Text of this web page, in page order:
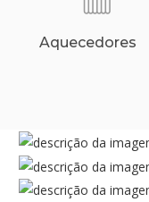
Aquecedores